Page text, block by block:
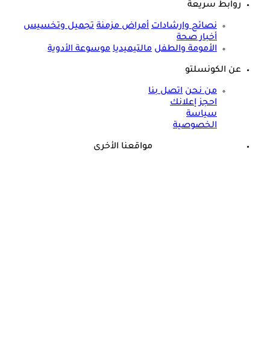
روابط سريعة
نصائح وارشادات أمراض مزمنة تجميل وتخسيس
أخبار صحة
الأمومة والطفل مالتيميديا موسوعة الأدوية
عن الكونسلتو
من نحن اتصل بنا
احجز إعلانك
سياسة
الخصوصية
مواقعنا الأخرى